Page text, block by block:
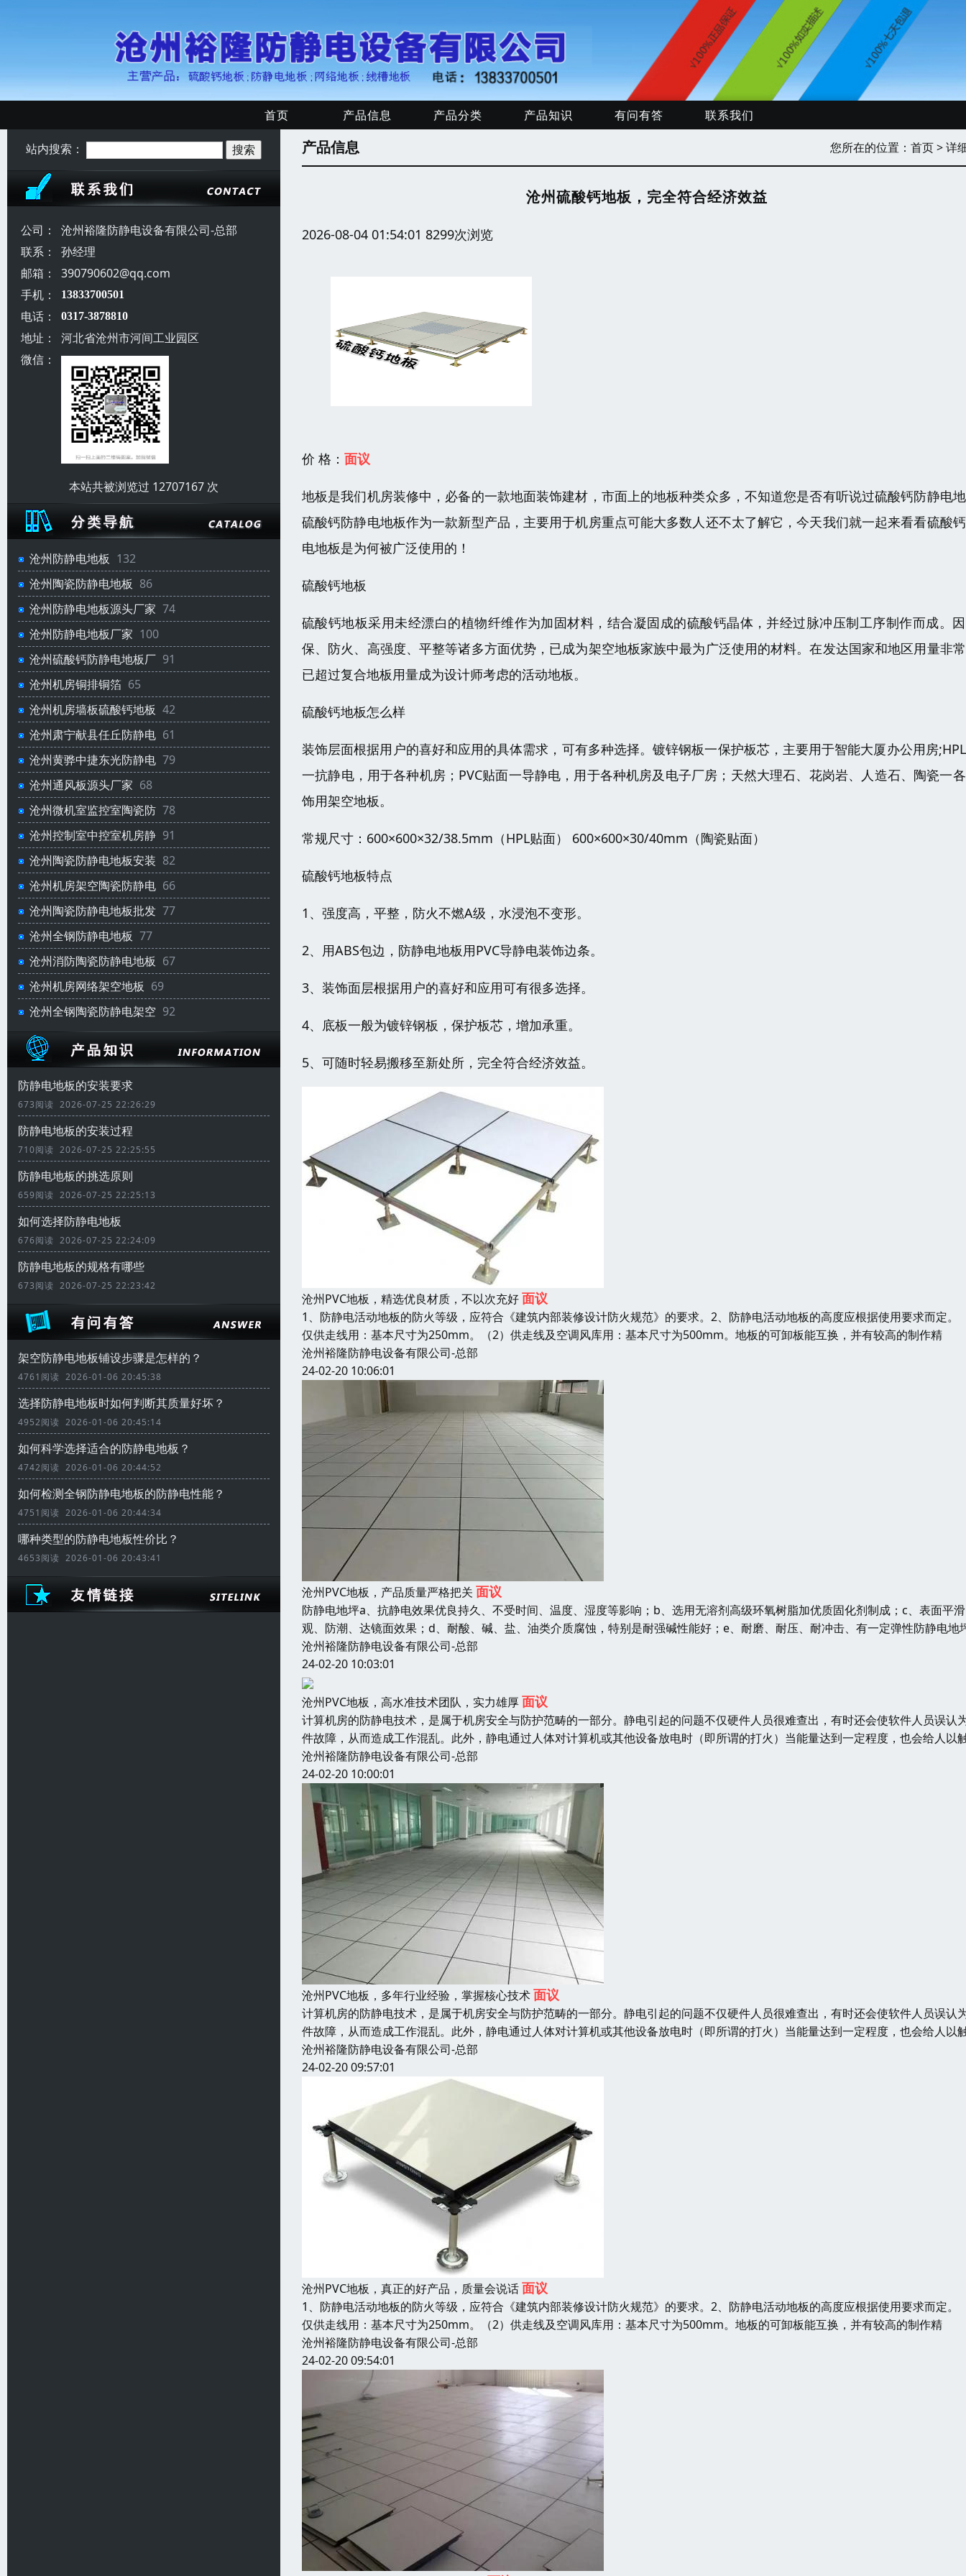
首页 产品信息 产品分类 产品知识 有问有答 联系我们
站内搜索：
公司：
沧州裕隆防静电设备有限公司-总部
联系：
孙经理
邮箱：
390790602@qq.com
手机：
13833700501
电话： 0317-3878810
地址：
河北省沧州市河间工业园区
微信：
本站共被浏览过 12707167 次
沧州防静电地板 132
沧州陶瓷防静电地板 86
沧州防静电地板源头厂家 74
沧州防静电地板厂家 100
沧州硫酸钙防静电地板厂 91
沧州机房铜排铜箔 65
沧州机房墙板硫酸钙地板 42
沧州肃宁献县任丘防静电 61
沧州黄骅中捷东光防静电 79
沧州通风板源头厂家 68
沧州微机室监控室陶瓷防 78
沧州控制室中控室机房静 91
沧州陶瓷防静电地板安装 82
沧州机房架空陶瓷防静电 66
沧州陶瓷防静电地板批发 77
沧州全钢防静电地板 77
沧州消防陶瓷防静电地板 67
沧州机房网络架空地板 69
沧州全钢陶瓷防静电架空 92
防静电地板的安装要求
673阅读 2026-07-25 22:26:29
防静电地板的安装过程
710阅读 2026-07-25 22:25:55
防静电地板的挑选原则
659阅读 2026-07-25 22:25:13
如何选择防静电地板
676阅读 2026-07-25 22:24:09
防静电地板的规格有哪些
673阅读 2026-07-25 22:23:42
架空防静电地板铺设步骤是怎样的？
4761阅读 2026-01-06 20:45:38
选择防静电地板时如何判断其质量好坏？
4952阅读 2026-01-06 20:45:14
如何科学选择适合的防静电地板？
4742阅读 2026-01-06 20:44:52
如何检测全钢防静电地板的防静电性能？
4751阅读 2026-01-06 20:44:34
哪种类型的防静电地板性价比？
4653阅读 2026-01-06 20:43:41
产品信息 您所在的位置： 首页> 详
沧州硫酸钙地板，完全符合经济效益
2026-08-04 01:54:01 8299次浏览
价 格： 面议
地板是我们机房装修中，必备的一款地面装饰建材，市面上的地板种类众多，不知道您是否有听说过硫酸钙防静电
硫酸钙防静电地板作为一款新型产品，主要用于机房重点可能大多数人还不太了解它，今天我们就一起来看看硫酸
电地板是为何被广泛使用的！
硫酸钙地板
硫酸钙地板采用未经漂白的植物纤维作为加固材料，结合凝固成的硫酸钙晶体，并经过脉冲压制工序制作而成。
保、防火、高强度、平整等诸多方面优势，已成为架空地板家族中最为广泛使用的材料。在发达国家和地区用量非
已超过复合地板用量成为设计师考虑的活动地板。
硫酸钙地板怎么样
装饰层面根据用户的喜好和应用的具体需求，可有多种选择。镀锌钢板一保护板芯，主要用于智能大厦办公用房
一抗静电，用于各种机房；PVC贴面一导静电，用于各种机房及电子厂房；天然大理石、花岗岩、人造石、陶瓷一
饰用架空地板。
常规尺寸：600×600×32/38.5mm（HPL贴面） 600×600×30/40mm（陶瓷贴面）
硫酸钙地板特点
1、强度高，平整，防火不燃A级，水浸泡不变形。
2、用ABS包边，防静电地板用PVC导静电装饰边条。
3、装饰面层根据用户的喜好和应用可有很多选择。
4、底板一般为镀锌钢板，保护板芯，增加承重。
5、可随时轻易搬移至新处所，完全符合经济效益。
沧州PVC地板，精选优良材质，不以次充好面议
1、防静电活动地板的防火等级，应符合《建筑内部装修设计防火规范》的要求。2、防静电活动地板的高度应根据使用要求而定。
仅供走线用：基本尺寸为250mm。（2）供走线及空调风库用：基本尺寸为500mm。地板的可卸板能互换，并有较高的制作精
沧州裕隆防静电设备有限公司-总部
24-02-20 10:06:01
沧州PVC地板，产品质量严格把关 面议
防静电地坪a、抗静电效果优良持久、不受时间、温度、湿度等影响；b、选用无溶剂高级环氧树脂加优质固化剂制成；c、表面平
观、防潮、达镜面效果；d、耐酸、碱、盐、油类介质腐蚀，特别是耐强碱性能好；e、耐磨、耐压、耐冲击、有一定弹性防静电地
沧州裕隆防静电设备有限公司-总部
24-02-20 10:03:01
沧州PVC地板，高水准技术团队，实力雄厚面议
计算机房的防静电技术，是属于机房安全与防护范畴的一部分。静电引起的问题不仅硬件人员很难查出，有时还会使软件人员误认
件故障，从而造成工作混乱。此外，静电通过人体对计算机或其他设备放电时（即所谓的打火）当能量达到一定程度，也会给人以
沧州裕隆防静电设备有限公司-总部
24-02-20 10:00:01
沧州PVC地板，多年行业经验，掌握核心技术面议
计算机房的防静电技术，是属于机房安全与防护范畴的一部分。静电引起的问题不仅硬件人员很难查出，有时还会使软件人员误认
件故障，从而造成工作混乱。此外，静电通过人体对计算机或其他设备放电时（即所谓的打火）当能量达到一定程度，也会给人以
沧州裕隆防静电设备有限公司-总部
24-02-20 09:57:01
沧州PVC地板，真正的好产品，质量会说话面议
1、防静电活动地板的防火等级，应符合《建筑内部装修设计防火规范》的要求。2、防静电活动地板的高度应根据使用要求而定。
仅供走线用：基本尺寸为250mm。（2）供走线及空调风库用：基本尺寸为500mm。地板的可卸板能互换，并有较高的制作精
沧州裕隆防静电设备有限公司-总部
24-02-20 09:54:01